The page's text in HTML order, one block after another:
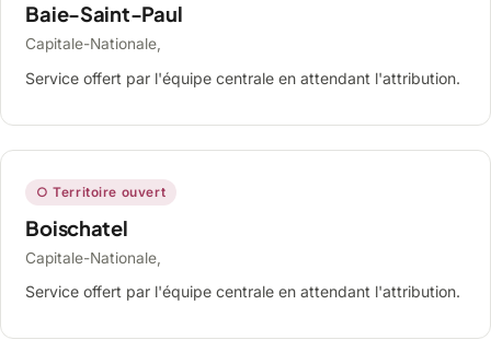
Baie-Saint-Paul
Capitale-Nationale,
Service offert par l'équipe centrale en attendant l'attribution.
○ Territoire ouvert
Boischatel
Capitale-Nationale,
Service offert par l'équipe centrale en attendant l'attribution.